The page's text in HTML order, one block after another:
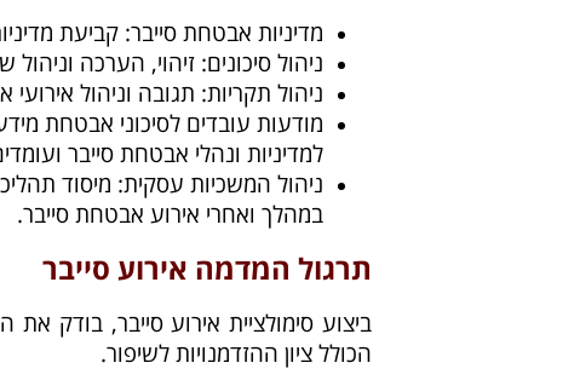
מדיניות אבטחת סייבר: קביעת
ניהול סיכונים: זיהוי, הערכה
ניהול תקריות: תגובה וניהול
מודעות עובדים לסיכוני אבטחת
למדיניות ונהלי אבטחת סייבר
ניהול המשכיות עסקית: מיסוד
במהלך ואחרי אירוע אבטחת סייבר.
תרגול המדמה אירוע סייבר
ביצוע סימולציית אירוע סייבר, בודק
הכולל ציון ההזדמנויות לשיפור.